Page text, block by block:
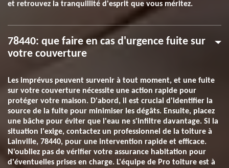
et retrouvez la tranquillité d'esprit que vous méritez.
78440: que faire en cas d'urgence fuite sur
votre couverture
Les imprévus peuvent survenir à tout moment, et une fuite
sur votre couverture nécessite une action rapide pour
protéger votre maison. D'abord, il est crucial d'identifier la
source de la fuite pour minimiser les dégâts. Ensuite, placez
une bâche pour éviter que l'eau ne s'infiltre davantage. Si la
situation l'exige, contactez un professionnel de la toiture à
Lainville, 78440, pour une intervention rapide et efficace.
N'oubliez pas de vérifier votre assurance habitation pour
d'éventuelles prises en charge. L'équipe de Pro toiture est à